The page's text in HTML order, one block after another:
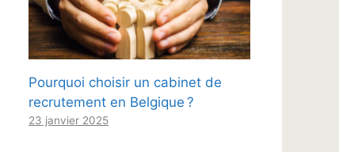
Pourquoi choisir un cabinet de
recrutement en Belgique ?
23 janvier 2025